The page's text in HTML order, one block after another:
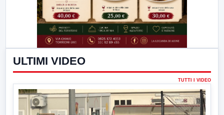
ULTIMI VIDEO
TUTTI I VIDEO